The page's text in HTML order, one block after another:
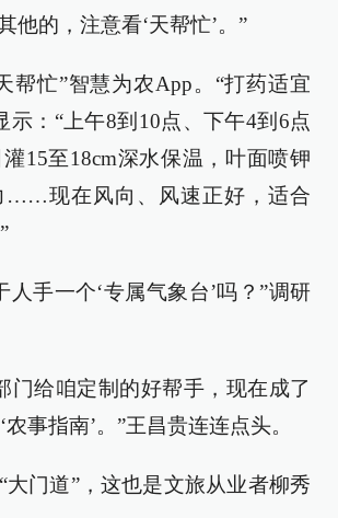
他的，注意看‘天帮忙’。”
帮忙”智慧为农App。“打药适宜
示：“上午8到10点、下午4到6点
15至18cm深水保温，叶面喷钾
……现在风向、风速正好，适合
人手一个‘专属气象台’吗？”调研
门给咱定制的好帮手，现在成了
事指南’。”王昌贵连连点头。
大门道”，这也是文旅从业者柳秀